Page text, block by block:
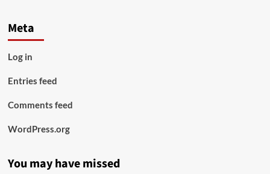
Meta
Log in
Entries feed
Comments feed
WordPress.org
You may have missed